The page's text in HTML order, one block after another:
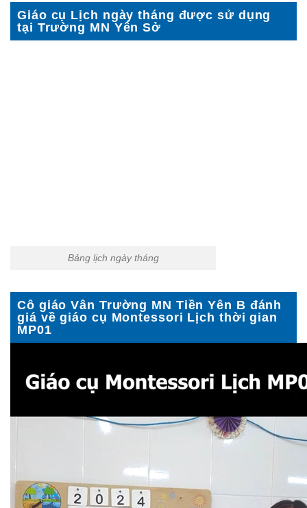
Giáo cụ Lịch ngày tháng được sử dụng
tại Trường MN Yên Sở
Bảng lịch ngày tháng
Cô giáo Vân Trường MN Tiền Yên B đánh
giá về giáo cụ Montessori Lịch thời gian
MP01